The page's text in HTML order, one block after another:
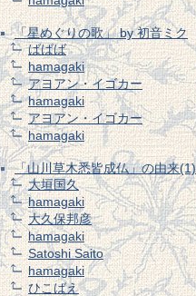
「星めぐりの歌」 by 初音ミク
ばばば
hamagaki
アヨアン・イゴカー
hamagaki
アヨアン・イゴカー
hamagaki
「山川草木悉皆成仏」の由来(1)
大垣国久
hamagaki
大久保邦彦
hamagaki
Satoshi Saito
hamagaki
ひこばえ